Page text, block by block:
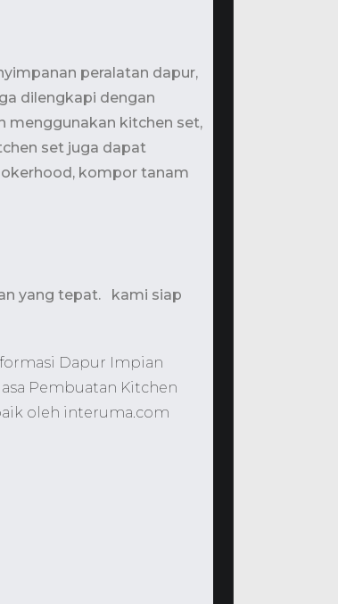
peralatan dapur,
dilengkapi dengan
menggunakan kitchen set,
set juga dapat
kompor tanam
yang tepat. kami siap